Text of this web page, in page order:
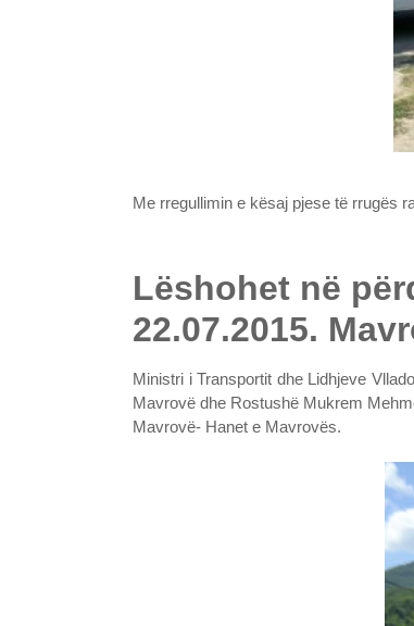
Me rregullimin e kësaj pjese të rrugës
Lëshohet në
22.07.2015.
Ministri i Transportit dhe Lidhjeve
Mavrovë dhe Rostushë Mukrem
Mavrovë- Hanet e Mavrovës.